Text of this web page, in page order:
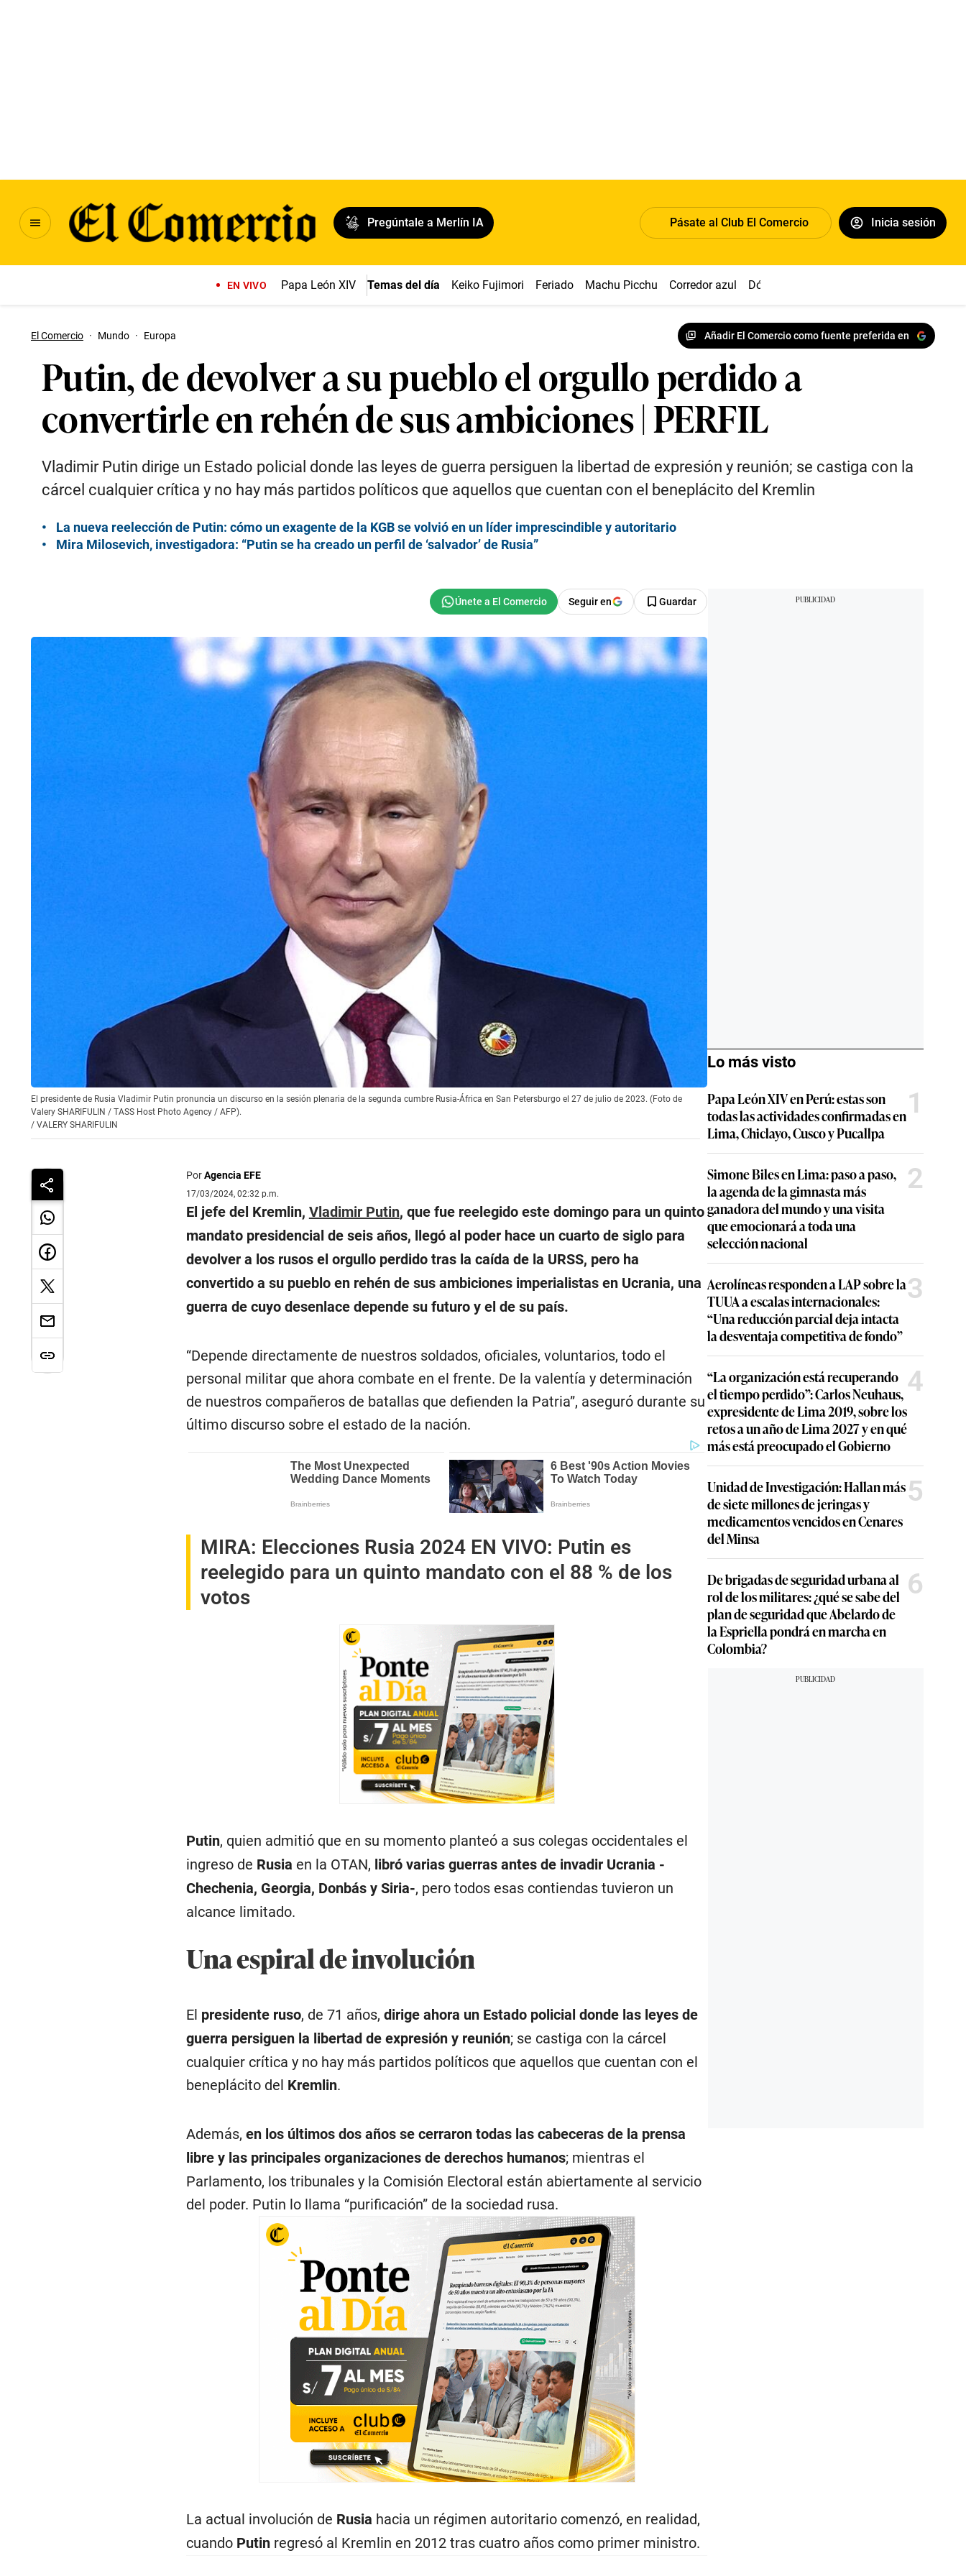
Pregúntale a Merlín IA Pásate al Club El Comercio Inicia sesión
EN VIVO Papa León XIV Temas del día Keiko Fujimori Feriado Machu Picchu Corredor azul Dólar
El Comercio · Mundo · Europa Añadir El Comercio como fuente preferida en
Putin, de devolver a su pueblo el orgullo perdido a
convertirle en rehén de sus ambiciones | PERFIL
Vladimir Putin dirige un Estado policial donde las leyes de guerra persiguen la libertad de expresión y reunión; se castiga con la
cárcel cualquier crítica y no hay más partidos políticos que aquellos que cuentan con el beneplácito del Kremlin
La nueva reelección de Putin: cómo un exagente de la KGB se volvió en un líder imprescindible y autoritario
Mira Milosevich, investigadora: “Putin se ha creado un perfil de ‘salvador’ de Rusia”
Seguir en Guardar
El presidente de Rusia Vladimir Putin pronuncia un discurso en la sesión plenaria de la segunda cumbre Rusia-África en San Petersburgo el 27 de julio de 2023. (Foto de
Valery SHARIFULIN / TASS Host Photo Agency / AFP).
/ VALERY SHARIFULIN
PorAgencia EFE
17/03/2024, 02:32 p.m.
El jefe del Kremlin, Vladimir Putin, que fue reelegido este domingo para un quinto
mandato presidencial de seis años, llegó al poder hace un cuarto de siglo para
devolver a los rusos el orgullo perdido tras la caída de la URSS, pero ha
convertido a su pueblo en rehén de sus ambiciones imperialistas en Ucrania, una
guerra de cuyo desenlace depende su futuro y el de su país.
“Depende directamente de nuestros soldados, oficiales, voluntarios, todo el
personal militar que ahora combate en el frente. De la valentía y determinación
de nuestros compañeros de batallas que defienden la Patria”, aseguró durante su
último discurso sobre el estado de la nación.
MIRA: Elecciones Rusia 2024 EN VIVO: Putin es
reelegido para un quinto mandato con el 88 % de los
votos
Putin, quien admitió que en su momento planteó a sus colegas occidentales el
ingreso de Rusia en la OTAN, libró varias guerras antes de invadir Ucrania -
Chechenia, Georgia, Donbás y Siria-, pero todos esas contiendas tuvieron un
alcance limitado.
Una espiral de involución
El presidente ruso, de 71 años, dirige ahora un Estado policial donde las leyes de
guerra persiguen la libertad de expresión y reunión; se castiga con la cárcel
cualquier crítica y no hay más partidos políticos que aquellos que cuentan con el
beneplácito del Kremlin.
Además, en los últimos dos años se cerraron todas las cabeceras de la prensa
libre y las principales organizaciones de derechos humanos; mientras el
Parlamento, los tribunales y la Comisión Electoral están abiertamente al servicio
del poder. Putin lo llama “purificación” de la sociedad rusa.
La actual involución de Rusia hacia un régimen autoritario comenzó, en realidad,
cuando Putin regresó al Kremlin en 2012 tras cuatro años como primer ministro.
Lo más visto
Papa León XIV en Perú: estas son
todas las actividades confirmadas en
Lima, Chiclayo, Cusco y Pucallpa
1
Simone Biles en Lima: paso a paso,
la agenda de la gimnasta más
ganadora del mundo y una visita
que emocionará a toda una
selección nacional
2
Aerolíneas responden a LAP sobre la
TUUA a escalas internacionales:
“Una reducción parcial deja intacta
la desventaja competitiva de fondo”
3
“La organización está recuperando
el tiempo perdido”: Carlos Neuhaus,
expresidente de Lima 2019, sobre los
retos a un año de Lima 2027 y en qué
más está preocupado el Gobierno
4
Unidad de Investigación: Hallan más
de siete millones de jeringas y
medicamentos vencidos en Cenares
del Minsa
5
De brigadas de seguridad urbana al
rol de los militares: ¿qué se sabe del
plan de seguridad que Abelardo de
la Espriella pondrá en marcha en
Colombia?
6